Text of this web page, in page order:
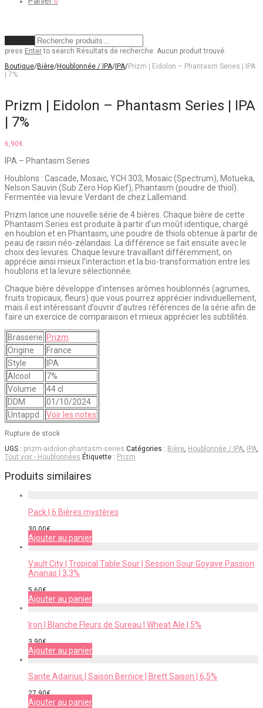
press Enterto search Résultats de recherche: Aucun produit trouvé.
Boutique/Bière/Houblonnée / IPA/ IPA/Prizm | Eidolon – Phantasm Series | IPA
| 7%
Prizm | Eidolon – Phantasm Series | IPA
| 7%
6,90€
IPA – Phantasm Series
Houblons : Cascade, Mosaic, YCH 303, Mosaic (Spectrum), Motueka,
Nelson Sauvin (Sub Zero Hop Kief), Phantasm (poudre de thiol).
Fermentée via levure Verdant de chez Lallemand.
Prizm lance une nouvelle série de 4 bières. Chaque bière de cette
Phantasm Series est produite à partir d’un moût identique, chargé
en houblon et en Phantasm, une poudre de thiols obtenue à partir de
peau de raisin néo-zélandais. La différence se fait ensuite avec le
choix des levures. Chaque levure travaillant différemment, on
apprécie ainsi mieux l’interaction et la bio-transformation entre les
houblons et la levure sélectionnée.
Chaque bière développe d’intenses arômes houblonnés (agrumes,
fruits tropicaux, fleurs) que vous pourrez apprécier individuellement,
mais il est intéressant d’ouvrir d’autres références de la série afin de
faire un exercice de comparaison et mieux apprécier les subtilités.
Brasserie Prizm
Origine
France
Style
IPA
Alcool
7%
Volume
44 cl
DDM
01/10/2024
Untappd
Voir les notes
Rupture de stock
UGS : prizm-aidolon-phantasm-series Catégories : Bière, Houblonnée / IPA, IPA,
Tout voir - Houblonnées Étiquette : Prizm
Produits similaires
Pack | 6 Bières mystères
30,00€
Ajouter au panier
Vault City | Tropical Table Sour | Session Sour Goyave Passion
Ananas | 3,3%
5,60€
Ajouter au panier
Iron | Blanche Fleurs de Sureau | Wheat Ale | 5%
3,90€
Ajouter au panier
Sante Adairius | Saison Bernice | Brett Saison | 6,5%
27,90€
Ajouter au panier